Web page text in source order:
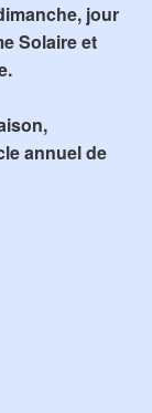
jour
Solaire et
annuel de